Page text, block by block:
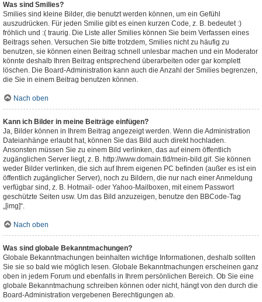
Was sind Smilies?
Smilies sind kleine Bilder, die benutzt werden können, um ein Gefühl
auszudrücken. Für jeden Smilie gibt es einen kurzen Code, z. B. bedeutet :)
fröhlich und :( traurig. Die Liste aller Smilies können Sie beim Verfassen eines
Beitrags sehen. Versuchen Sie bitte trotzdem, Smilies nicht zu häufig zu
benutzen, sie können einen Beitrag schnell unlesbar machen und ein Moderator
könnte deshalb Ihren Beitrag entsprechend überarbeiten oder gar komplett
löschen. Die Board-Administration kann auch die Anzahl der Smilies begrenzen,
die Sie in einem Beitrag benutzen können.
Nach oben
Kann ich Bilder in meine Beiträge einfügen?
Ja, Bilder können in Ihrem Beitrag angezeigt werden. Wenn die Administration
Dateianhänge erlaubt hat, können Sie das Bild auch direkt hochladen.
Ansonsten müssen Sie zu einem Bild verlinken, das auf einem öffentlich
zugänglichen Server liegt, z. B. http://www.domain.tld/mein-bild.gif. Sie können
weder Bilder verlinken, die sich auf Ihrem eigenen PC befinden (außer es ist ein
öffentlich zugänglicher Server), noch zu Bildern, die nur nach einer Anmeldung
verfügbar sind, z. B. Hotmail- oder Yahoo-Mailboxen, mit einem Passwort
geschützte Seiten usw. Um das Bild anzuzeigen, benutze den BBCode-Tag
„[img]“.
Nach oben
Was sind globale Bekanntmachungen?
Globale Bekanntmachungen beinhalten wichtige Informationen, deshalb sollten
Sie sie so bald wie möglich lesen. Globale Bekanntmachungen erscheinen ganz
oben in jedem Forum und ebenfalls in Ihrem persönlichen Bereich. Ob Sie eine
globale Bekanntmachung schreiben können oder nicht, hängt von den durch die
Board-Administration vergebenen Berechtigungen ab.